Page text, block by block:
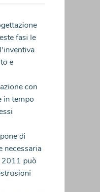
fasi le
e
con
in tempo
di
necessaria
2011 può